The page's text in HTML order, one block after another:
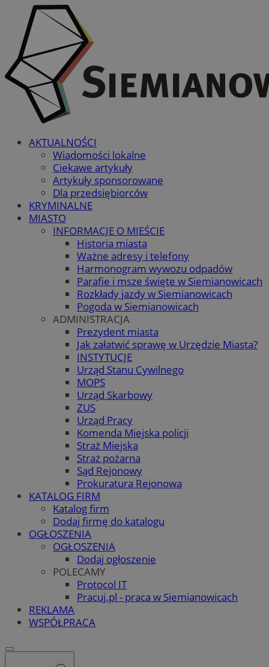
AKTUALNOŚCI
Wiadomości lokalne
Ciekawe artykuły
Artykuły sponsorowane
Dla przedsiębiorców
KRYMINALNE
MIASTO
INFORMACJE O MIEŚCIE
Historia miasta
Ważne adresy i telefony
Harmonogram wywozu odpadów
Parafie i msze święte w Siemianowicach
Rozkłady jazdy w Siemianowicach
Pogoda w Siemianowicach
ADMINISTRACJA
Prezydent miasta
Jak załatwić sprawę w Urzędzie Miasta?
INSTYTUCJE
Urząd Stanu Cywilnego
MOPS
Urząd Skarbowy
ZUS
Urząd Pracy
Komenda Miejska policji
Straż Miejska
Straż pożarna
Sąd Rejonowy
Prokuratura Rejonowa
KATALOG FIRM
Katalog firm
Dodaj firmę do katalogu
OGŁOSZENIA
OGŁOSZENIA
Dodaj ogłoszenie
POLECAMY
Protocol IT
Pracuj.pl - praca w Siemianowicach
REKLAMA
WSPÓŁPRACA